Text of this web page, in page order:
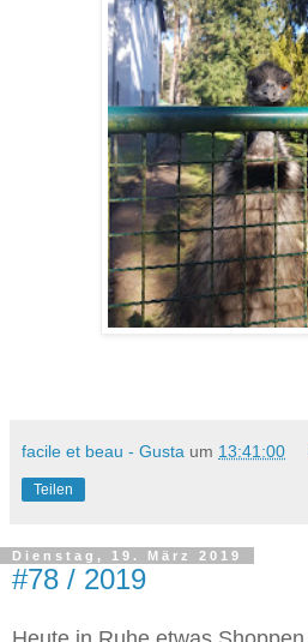
facile et beau - Gusta um 13:41:00
Teilen
Dienstag, 19. März 2019
#78 / 2019